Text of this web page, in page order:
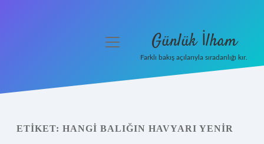
Yasal Uyarı
menüyü
Günlük İlham
Farklı bakış açılarıyla sıradanlığı kır.
ETIKET: HANGI BALIĞIN HAVYARI YENIR